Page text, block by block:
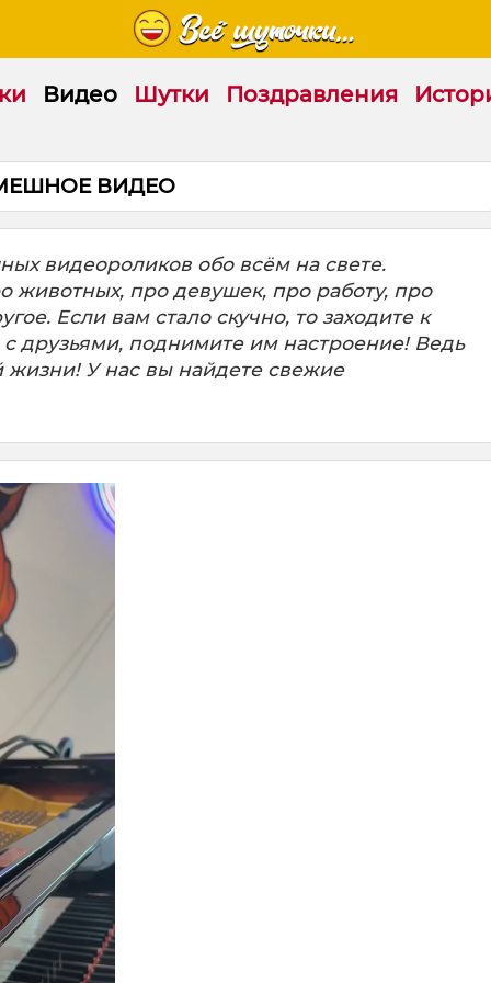
Видео Шутки Поздравления
ВИДЕО
видеороликов обо всём на свете.
про девушек, про работу, про
Если вам стало скучно, то заходите к
друзьями, поднимите им настроение! Ведь
У нас вы найдете свежие